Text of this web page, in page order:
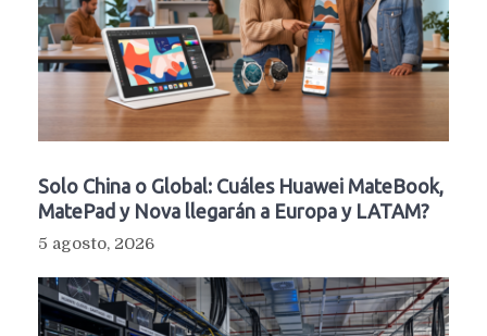
Solo China o Global: Cuáles Huawei MateBook,
MatePad y Nova llegarán a Europa y LATAM?
5 agosto, 2026